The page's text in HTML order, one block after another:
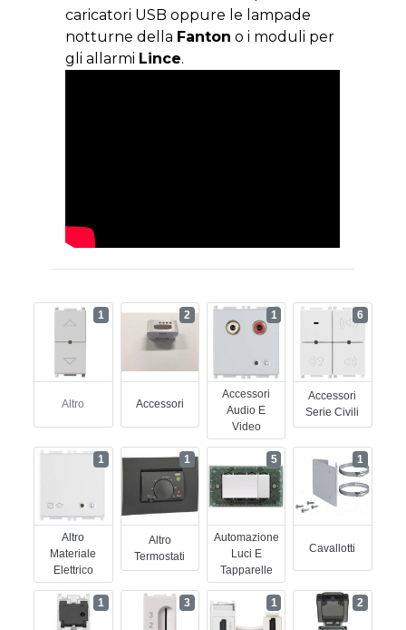
caricatori USB oppure le lampade
notturne della Fanton o i moduli per
gli allarmi Lince.
Altro
1
Accessori
2
Accessori
Audio E
Video
1
Accessori
Serie Civili
6
Altro
Materiale
Elettrico
1
Altro
Termostati
1
Automazione
Luci E
Tapparelle
5
Cavallotti
1
1 3 1 2